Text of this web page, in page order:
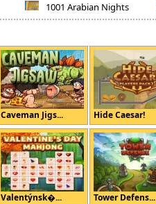
1001 Arabian Nights
Caveman Jigs... Hide Caesar!
Valentýnsk�... Tower Defens...